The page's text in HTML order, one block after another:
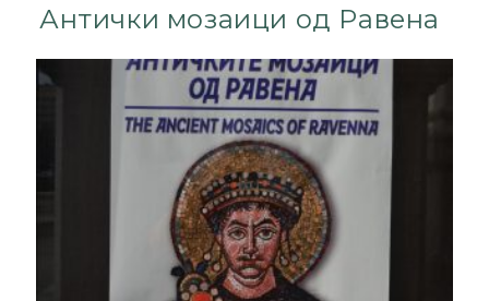
Антички мозаици од Равена